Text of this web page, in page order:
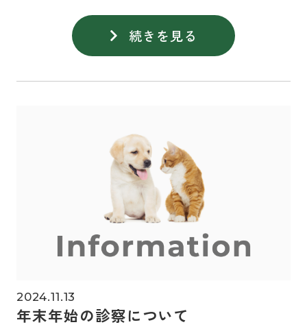
続きを見る
2024.11.13
年末年始の診察について